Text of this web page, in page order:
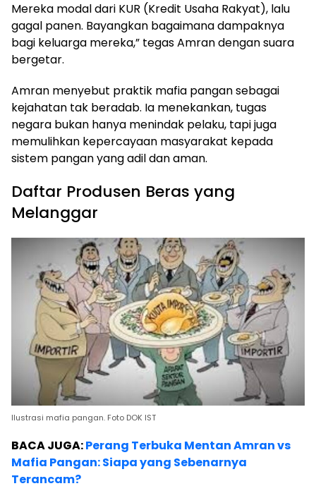
Mereka modal dari KUR (Kredit Usaha Rakyat), lalu
gagal panen. Bayangkan bagaimana dampaknya
bagi keluarga mereka,” tegas Amran dengan suara
bergetar.
Amran menyebut praktik mafia pangan sebagai
kejahatan tak beradab. Ia menekankan, tugas
negara bukan hanya menindak pelaku, tapi juga
memulihkan kepercayaan masyarakat kepada
sistem pangan yang adil dan aman.
Daftar Produsen Beras yang
Melanggar
Ilustrasi mafia pangan. Foto DOK IST
BACA JUGA:Perang Terbuka Mentan Amran vs
Mafia Pangan: Siapa yang Sebenarnya
Terancam?